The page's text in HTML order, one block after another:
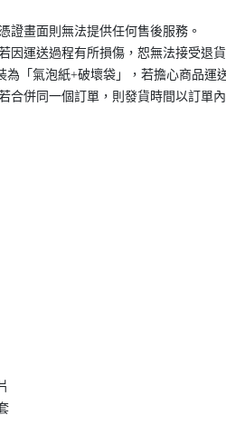
證畫面則無法提供任何售後服務。
因運送過程有所損傷，恕無法接受退貨
「氣泡紙+破壞袋」，若擔心商品運
合併同一個訂單，則發貨時間以訂單